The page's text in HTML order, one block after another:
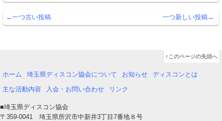
←一つ古い投稿 一つ新しい投稿→
↑このページの先頭へ
ホーム 埼玉県ディスコン協会について お知らせ
ディスコンとは
主な活動内容
入会・お問い合わせ リンク
■埼玉県ディスコン協会
〒359-0041 埼玉県所沢市中新井3丁目7番地８号